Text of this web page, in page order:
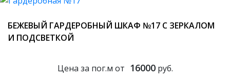
БЕЖЕВЫЙ ГАРДЕРОБНЫЙ ШКАФ №17 С ЗЕРКАЛОМ
И ПОДСВЕТКОЙ
Цена за пог.м от 16000руб.